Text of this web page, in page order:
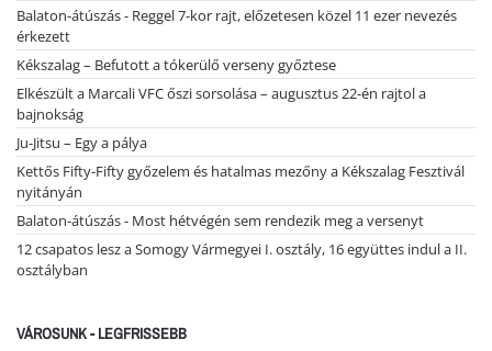
Balaton-átúszás - Reggel 7-kor rajt, előzetesen közel 11 ezer nevezés
érkezett
Kékszalag – Befutott a tókerülő verseny győztese
Elkészült a Marcali VFC őszi sorsolása – augusztus 22-én rajtol a
bajnokság
Ju-Jitsu – Egy a pálya
Kettős Fifty-Fifty győzelem és hatalmas mezőny a Kékszalag Fesztivál
nyitányán
Balaton-átúszás - Most hétvégén sem rendezik meg a versenyt
12 csapatos lesz a Somogy Vármegyei I. osztály, 16 együttes indul a II.
osztályban
VÁROSUNK - LEGFRISSEBB